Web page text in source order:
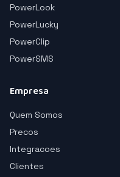
PowerLook
PowerLucky
PowerClip
PowerSMS
Empresa
Quem Somos
Precos
Integracoes
Clientes